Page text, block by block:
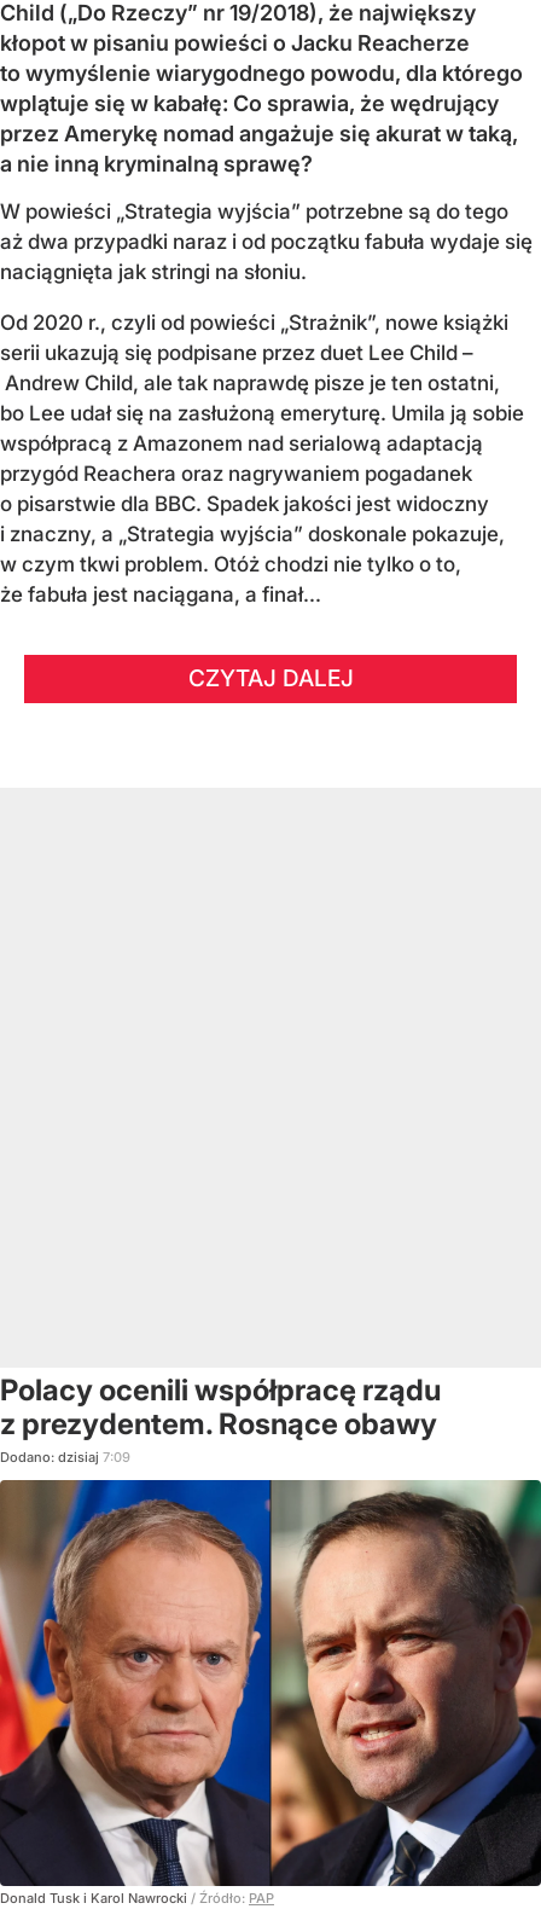
Child („Do Rzeczy” nr 19/2018), że największy
kłopot w pisaniu powieści o Jacku Reacherze
to wymyślenie wiarygodnego powodu, dla którego
wplątuje się w kabałę: Co sprawia, że wędrujący
przez Amerykę nomad angażuje się akurat w taką,
a nie inną kryminalną sprawę?
W powieści „Strategia wyjścia” potrzebne są do tego
aż dwa przypadki naraz i od początku fabuła wydaje się
naciągnięta jak stringi na słoniu.
Od 2020 r., czyli od powieści „Strażnik”, nowe książki
serii ukazują się podpisane przez duet Lee Child –
Andrew Child, ale tak naprawdę pisze je ten ostatni,
bo Lee udał się na zasłużoną emeryturę. Umila ją sobie
współpracą z Amazonem nad serialową adaptacją
przygód Reachera oraz nagrywaniem pogadanek
o pisarstwie dla BBC. Spadek jakości jest widoczny
i znaczny, a „Strategia wyjścia” doskonale pokazuje,
w czym tkwi problem. Otóż chodzi nie tylko o to,
że fabuła jest naciągana, a finał...
CZYTAJ DALEJ
Polacy ocenili współpracę rządu
z prezydentem. Rosnące obawy
Dodano: dzisiaj 7:09
Donald Tusk i Karol Nawrocki / Źródło: PAP